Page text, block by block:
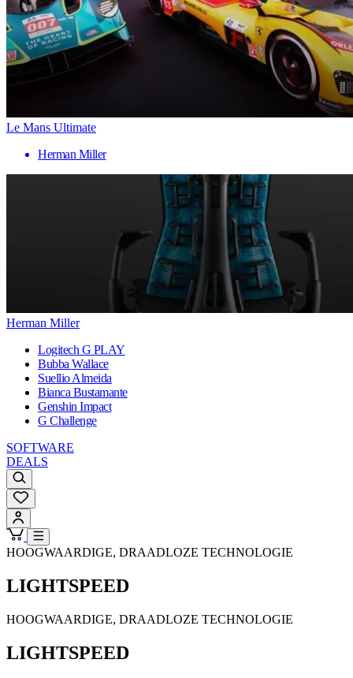
Le Mans Ultimate
Herman Miller
Herman Miller
Logitech G PLAY
Bubba Wallace
Suellio Almeida
Bianca Bustamante
Genshin Impact
G Challenge
SOFTWARE
DEALS
HOOGWAARDIGE, DRAADLOZE TECHNOLOGIE
LIGHTSPEED
HOOGWAARDIGE, DRAADLOZE TECHNOLOGIE
LIGHTSPEED